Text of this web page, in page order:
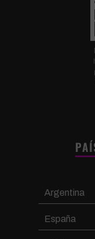
Argentina
España